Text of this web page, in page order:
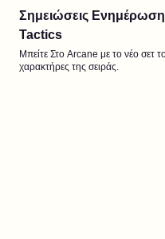
Σημειώσεις
Tactics
Μπείτε Στο Arcane με το νέο σετ
χαρακτήρες της σειράς.